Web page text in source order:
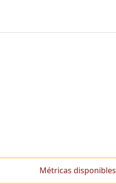
Métricas disponibles